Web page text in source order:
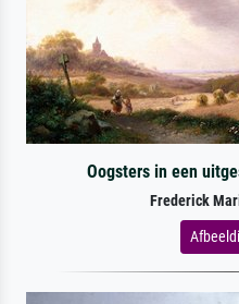
Oogsters in een
Frederick